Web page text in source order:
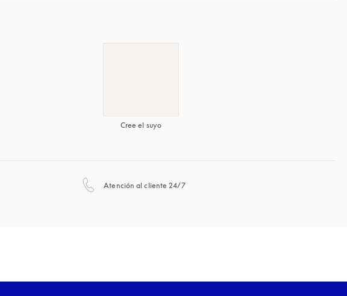
Cree el suyo
Atención al cliente 24/7apertura en una pestaña nueva